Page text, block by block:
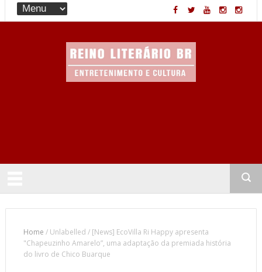
Home /Unlabelled / [News] EcoVilla Ri Happy apresenta
"Chapeuzinho Amarelo”, uma adaptação da premiada história
do livro de Chico Buarque